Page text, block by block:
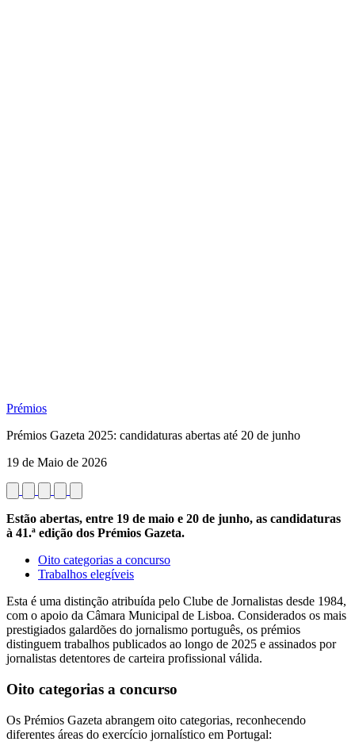
Prémios
Prémios Gazeta 2025: candidaturas abertas até 20 de junho
19 de Maio de 2026
Estão abertas, entre 19 de maio e 20 de junho, as candidaturas
à 41.ª edição dos Prémios Gazeta.
Oito categorias a concurso
Trabalhos elegíveis
Esta é uma distinção atribuída pelo Clube de Jornalistas desde 1984,
com o apoio da Câmara Municipal de Lisboa. Considerados os mais
prestigiados galardões do jornalismo português, os prémios
distinguem trabalhos publicados ao longo de 2025 e assinados por
jornalistas detentores de carteira profissional válida.
Oito categorias a concurso
Os Prémios Gazeta abrangem oito categorias, reconhecendo
diferentes áreas do exercício jornalístico em Portugal: